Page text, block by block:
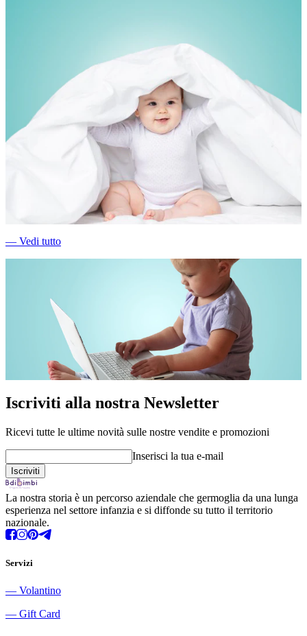
― Vedi tutto
Iscriviti alla nostra Newsletter
Ricevi tutte le ultime novità sulle nostre vendite e promozioni
Inserisci la tua e-mail
La nostra storia è un percorso aziendale che germoglia da una lunga
esperienza nel settore infanzia e si diffonde su tutto il territorio
nazionale.
Servizi
― Volantino
― Gift Card